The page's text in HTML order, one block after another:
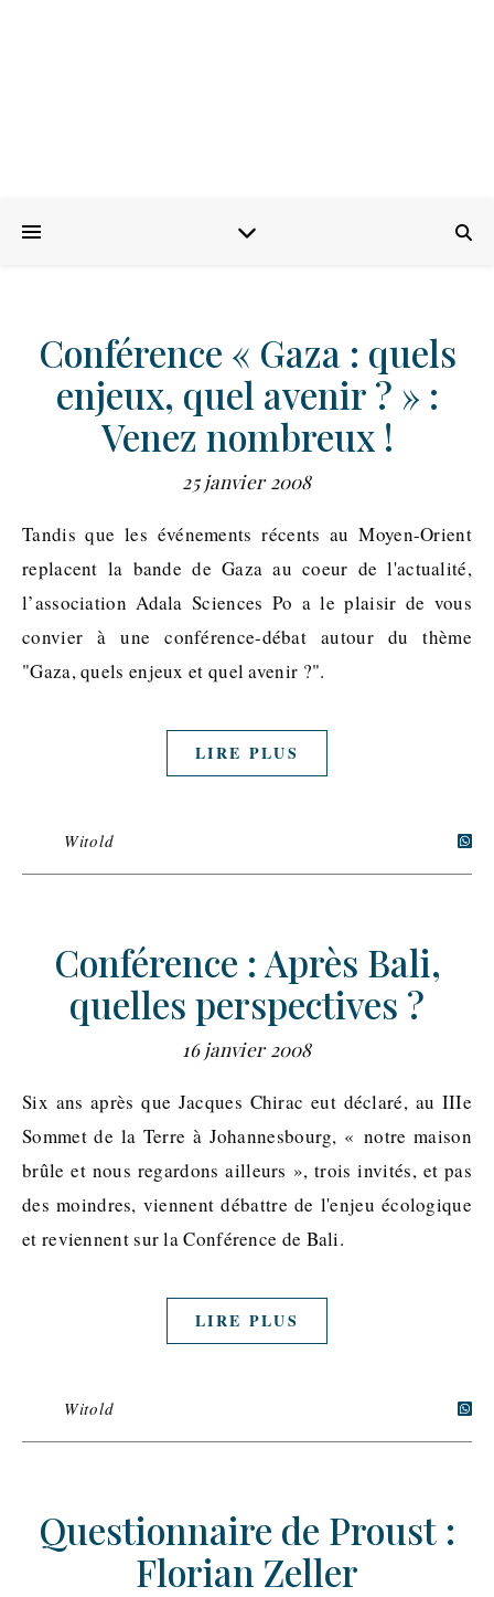
Conférence « Gaza : quels
enjeux, quel avenir ? » :
Venez nombreux !
25 janvier 2008
Tandis que les événements récents au Moyen-Orient
replacent la bande de Gaza au coeur de l'actualité,
l’association Adala Sciences Po a le plaisir de vous
convier à une conférence-débat autour du thème
"Gaza, quels enjeux et quel avenir ?".
LIRE PLUS
Witold
Conférence : Après Bali,
quelles perspectives ?
16 janvier 2008
Six ans après que Jacques Chirac eut déclaré, au IIIe
Sommet de la Terre à Johannesbourg, « notre maison
brûle et nous regardons ailleurs », trois invités, et pas
des moindres, viennent débattre de l'enjeu écologique
et reviennent sur la Conférence de Bali.
LIRE PLUS
Witold
Questionnaire de Proust :
Florian Zeller